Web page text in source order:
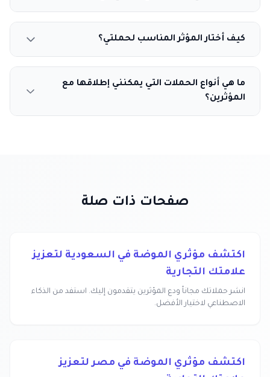
كيف أختار المؤثر المناسب لحملتي؟
ما هي أنواع الحملات التي يمكنني إطلاقها مع
المؤثرين؟
صفحات ذات صلة
اكتشف مؤثري الموضة في السعودية لتعزيز
علامتك التجارية
انشر حملاتك مجاناً ودع المؤثرين يتقدمون إليك. استفد من الذكاء
الاصطناعي لاختيار الأفضل.
اكتشف مؤثري الموضة في مصر لتعزيز